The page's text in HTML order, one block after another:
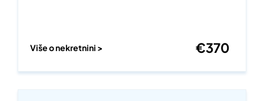
Više o nekretnini > €370